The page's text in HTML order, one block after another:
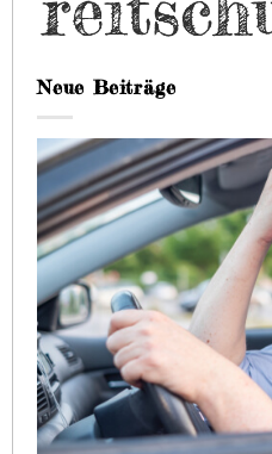
Neue Beiträge